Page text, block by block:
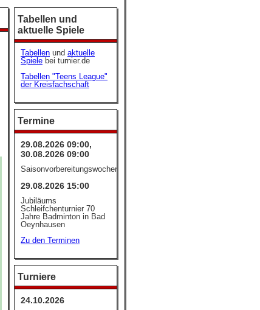
Tabellen und
aktuelle Spiele
Tabellen und aktuelle
Spiele bei turnier.de
Tabellen "Teens League"
der Kreisfachschaft
Termine
29.08.2026 09:00,
30.08.2026 09:00
Saisonvorbereitungswochenende
29.08.2026 15:00
Jubiläums
Schleifchenturnier 70
Jahre Badminton in Bad
Oeynhausen
Zu den Terminen
Turniere
24.10.2026